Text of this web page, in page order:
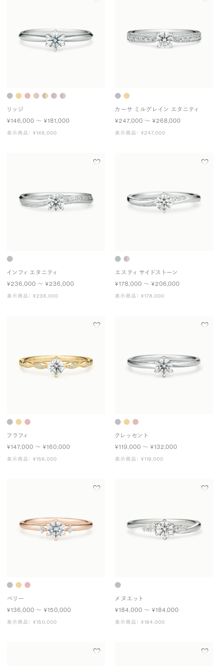
リッジ
¥146,000 〜 ¥181,000
表示商品： ¥146,000
カーサ ミルグレイン エタニティ
¥247,000 〜 ¥268,000
表示商品： ¥247,000
インフィ エタニティ
¥236,000 〜 ¥236,000
表示商品： ¥236,000
エスティ サイドストーン
¥178,000 〜 ¥206,000
表示商品： ¥178,000
フラフィ
¥147,000 〜 ¥160,000
表示商品： ¥156,000
クレッセント
¥119,000 〜 ¥132,000
表示商品： ¥119,000
ベリー
¥136,000 〜 ¥150,000
表示商品： ¥150,000
メヌエット
¥184,000 〜 ¥184,000
表示商品： ¥184,000